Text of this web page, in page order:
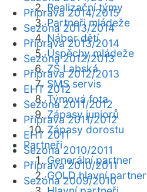
Realizační týmy
Partneři mládeže
Nábor dětí
Úspěchy mládeže
ZŠ Labská
SMS servis
Týmová fota
Zápasy juniorů
Zápasy dorostu
Partneři
Generální partner
GOLD hlavní partner
Příprava 2014/2015
Sezóna 2013/2014
Příprava 2013/2014
Sezóna 2012/2013
Příprava 2012/2013
EHT 2012
Sezóna 2011/2012
Příprava 2011/2012
EHT 2011
Sezóna 2010/2011
Příprava 2010/2011
Sezóna 2009/2010